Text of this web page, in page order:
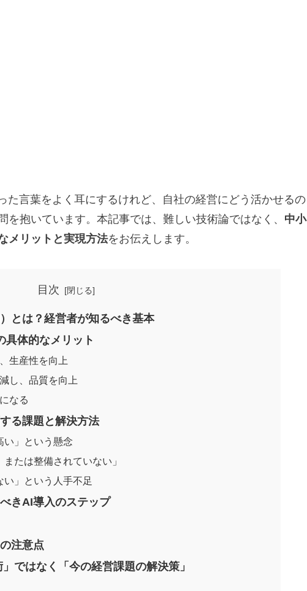
た言葉をよく耳にするけれど、自社の経営にどう活かせるの
を抱いています。本記事では、難しい技術論ではなく、 中小
メリットと実現方法をお伝えします。
目次
とは？経営者が知るべき基本
具体的なメリット
生産性を向上
し、品質を向上
なる
る課題と解決方法
い」という懸念
たは整備されていない」
」という人手不足
きAI導入のステップ
注意点
ではなく「今の経営課題の解決策」